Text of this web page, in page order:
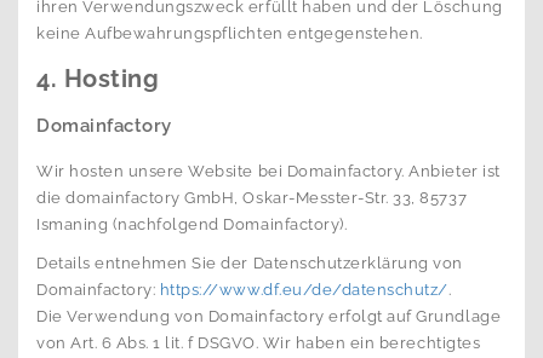
ihren Verwendungszweck erfüllt haben und der Löschung
keine Aufbewahrungspflichten entgegenstehen.
4. Hosting
Domainfactory
Wir hosten unsere Website bei Domainfactory. Anbieter ist
die domainfactory GmbH, Oskar-Messter-Str. 33, 85737
Ismaning (nachfolgend Domainfactory).
Details entnehmen Sie der Datenschutzerklärung von
Domainfactory: https://www.df.eu/de/datenschutz/.
Die Verwendung von Domainfactory erfolgt auf Grundlage
von Art. 6 Abs. 1 lit. f DSGVO. Wir haben ein berechtigtes